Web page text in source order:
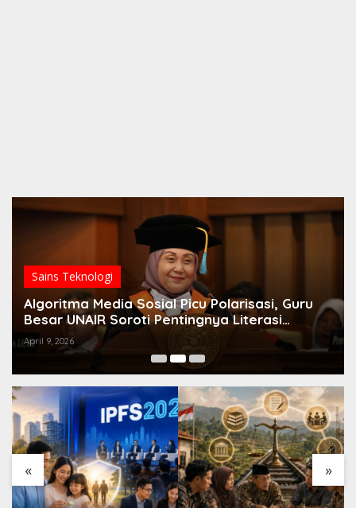
Sains Teknologi
Algoritma Media Sosial Picu Polarisasi, Guru
Besar UNAIR Soroti Pentingnya Literasi
Multikultural
April 9, 2026
« »